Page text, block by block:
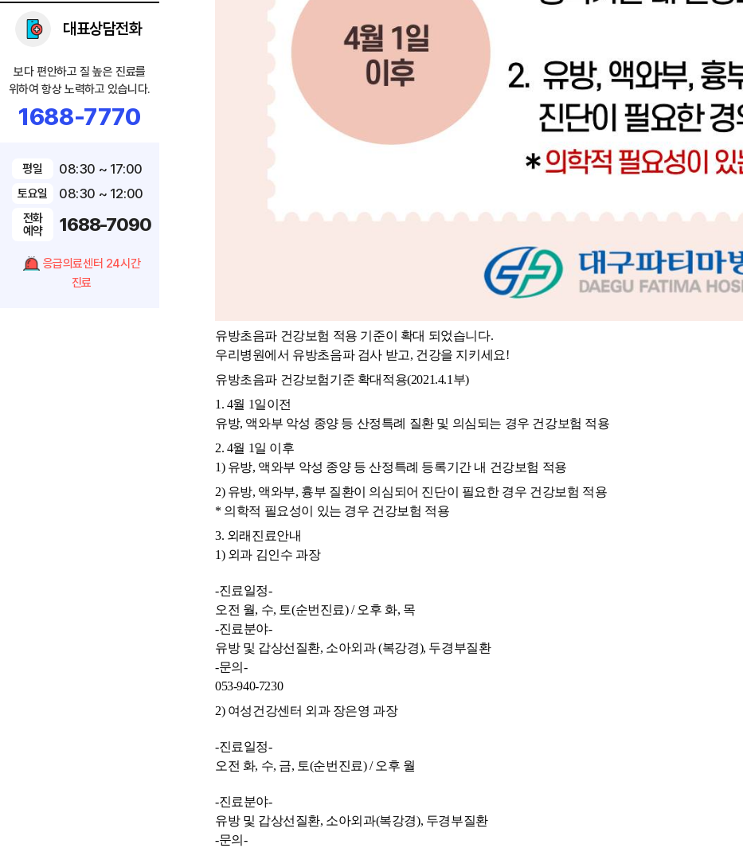
대표상담전화
보다 편안하고 질 높은 진료를
위하여 항상 노력하고 있습니다.
1688-7770
평일 08:30 ~ 17:00
토요일 08:30 ~ 12:00
전화
예약
1688-7090
응급의료센터 24시간
진료
유방초음파 건강보험 적용 기준이 확대 되었습니다.
우리병원에서 유방초음파 검사 받고, 건강을 지키세요!
유방초음파 건강보험기준 확대적용(2021.4.1부)
1. 4월 1일이전
유방, 액와부 악성 종양 등 산정특례 질환 및 의심되는 경우 건강보험 적용
2. 4월 1일 이후
1) 유방, 액와부 악성 종양 등 산정특례 등록기간 내 건강보험 적용
2) 유방, 액와부, 흉부 질환이 의심되어 진단이 필요한 경우 건강보험 적용
* 의학적 필요성이 있는 경우 건강보험 적용
3. 외래진료안내
1) 외과 김인수 과장
-진료일정-
오전 월, 수, 토(순번진료) / 오후 화, 목
-진료분야-
유방 및 갑상선질환, 소아외과 (복강경), 두경부질환
-문의-
053-940-7230
2) 여성건강센터 외과 장은영 과장
-진료일정-
오전 화, 수, 금, 토(순번진료) / 오후 월
-진료분야-
유방 및 갑상선질환, 소아외과(복강경), 두경부질환
-문의-